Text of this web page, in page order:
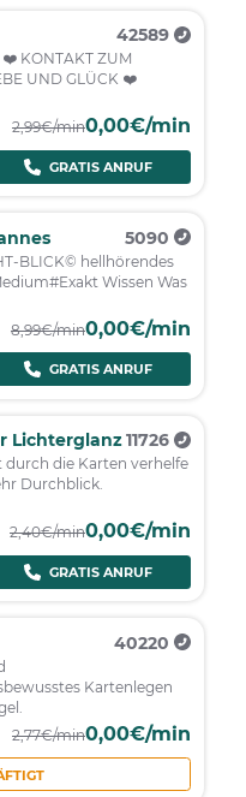
42589
❤️LIEBE UND GLÜCK ❤️
2,99€/min0,00€/min
GRATIS ANRUF
5090
BLICK© hellhörendes
Wissen Was
8,99€/min0,00€/min
GRATIS ANRUF
Lichterglanz11726
durch die Karten verhelfe
Durchblick.
2,40€/min0,00€/min
GRATIS ANRUF
40220
Kartenlegen
2,77€/min0,00€/min